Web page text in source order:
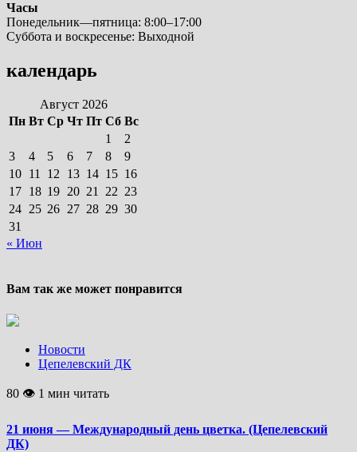
Часы
Понедельник—пятница: 8:00–17:00
Суббота и воскресенье: Выходной
календарь
Август 2026
Пн Вт Ср Чт Пт Сб Вс
1
2
3
4 5 6 7 8
9
10 11 12 13 14 15 16
17 18 19 20 21 22 23
24 25 26 27 28 29 30
31
« Июн
Вам так же может понравится
Новости
Цепелевский ДК
80 👁 1 мин читать
21 июня — Международный день цветка. (Цепелевский
ДК)